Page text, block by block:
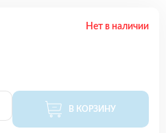
Нет в наличии
В КОРЗИНУ